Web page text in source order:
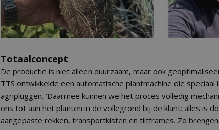
Totaalconcept
De productie is niet alleen duurzaam, maar ook
TTS ontwikkelde een automatische plantmachine die
agripluggen. 'Daarmee kunnen we het proces volledig
ons tot aan het planten in de vollegrond bij de klant: alles is
aangepaste rekken, transportkisten en tiltframes. Zo